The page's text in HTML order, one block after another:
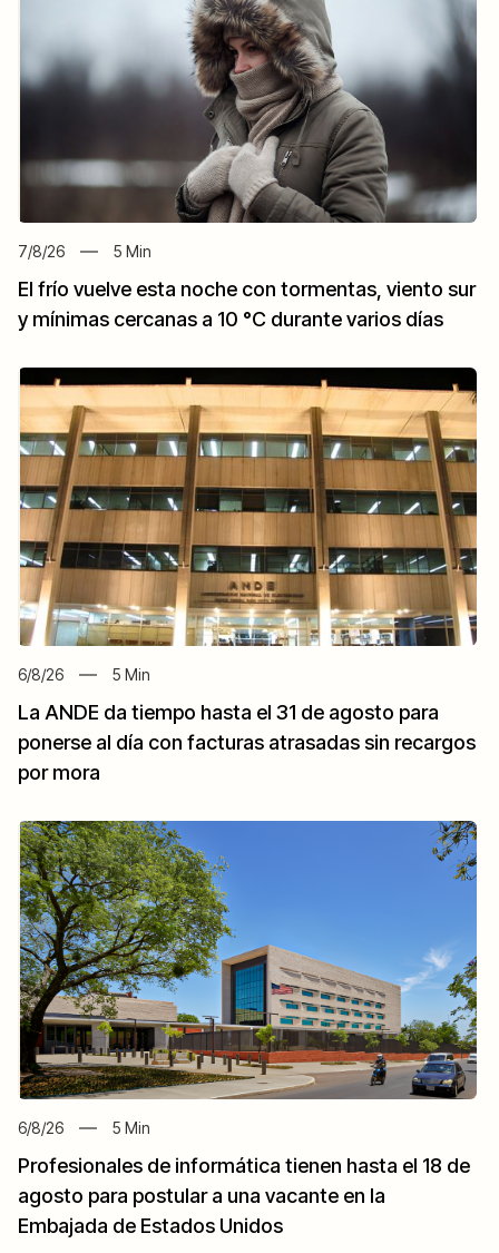
7/8/26 5 Min
El frío vuelve esta noche con tormentas, viento sur
y mínimas cercanas a 10 °C durante varios días
6/8/26 5 Min
La ANDE da tiempo hasta el 31 de agosto para
ponerse al día con facturas atrasadas sin recargos
por mora
6/8/26 5 Min
Profesionales de informática tienen hasta el 18 de
agosto para postular a una vacante en la
Embajada de Estados Unidos